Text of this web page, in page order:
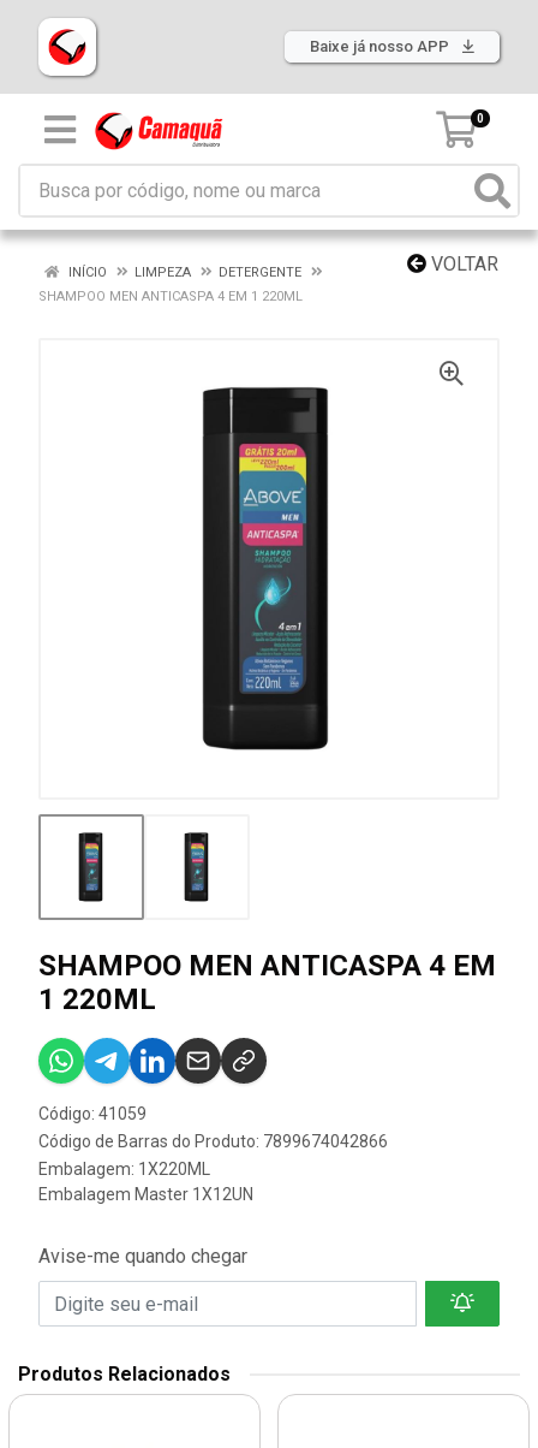
Baixe já nosso APP
0
VOLTAR
INÍCIO LIMPEZA
DETERGENTE
SHAMPOO MEN ANTICASPA 4 EM 1 220ML
SHAMPOO MEN ANTICASPA 4 EM
1 220ML
Código: 41059
Código de Barras do Produto: 7899674042866
Embalagem: 1X220ML
Embalagem Master 1X12UN
Avise-me quando chegar
Produtos Relacionados